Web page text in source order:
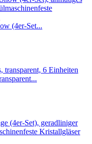
(4er-Set...